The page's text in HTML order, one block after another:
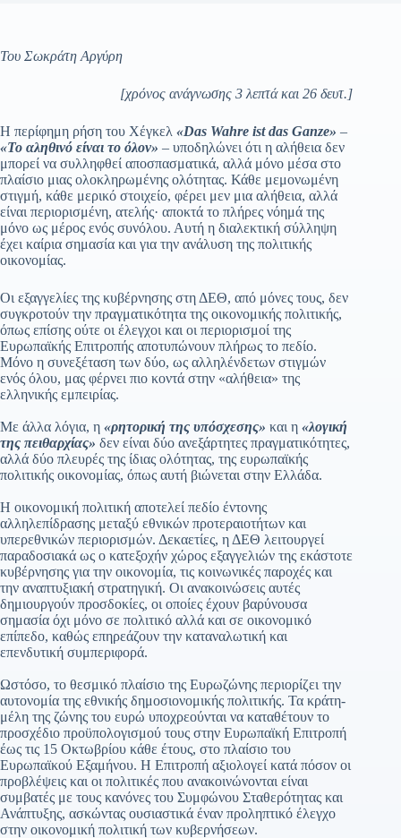
Του Σωκράτη Αργύρη
[χρόνος ανάγνωσης 3 λεπτά και 26 δευτ.]
Η περίφημη ρήση του Χέγκελ «Das Wahre ist das Ganze» –
«Το αληθινό είναι το όλον» – υποδηλώνει ότι η αλήθεια δεν
μπορεί να συλληφθεί αποσπασματικά, αλλά μόνο μέσα στο
πλαίσιο μιας ολοκληρωμένης ολότητας. Κάθε μεμονωμένη
στιγμή, κάθε μερικό στοιχείο, φέρει μεν μια αλήθεια, αλλά
είναι περιορισμένη, ατελής· αποκτά το πλήρες νόημά της
μόνο ως μέρος ενός συνόλου. Αυτή η διαλεκτική σύλληψη
έχει καίρια σημασία και για την ανάλυση της πολιτικής
οικονομίας.
Οι εξαγγελίες της κυβέρνησης στη ΔΕΘ, από μόνες τους, δεν
συγκροτούν την πραγματικότητα της οικονομικής πολιτικής,
όπως επίσης ούτε οι έλεγχοι και οι περιορισμοί της
Ευρωπαϊκής Επιτροπής αποτυπώνουν πλήρως το πεδίο.
Μόνο η συνεξέταση των δύο, ως αλληλένδετων στιγμών
ενός όλου, μας φέρνει πιο κοντά στην «αλήθεια» της
ελληνικής εμπειρίας.
Με άλλα λόγια, η «ρητορική της υπόσχεσης» και η «λογική
της πειθαρχίας» δεν είναι δύο ανεξάρτητες πραγματικότητες,
αλλά δύο πλευρές της ίδιας ολότητας, της ευρωπαϊκής
πολιτικής οικονομίας, όπως αυτή βιώνεται στην Ελλάδα.
Η οικονομική πολιτική αποτελεί πεδίο έντονης
αλληλεπίδρασης μεταξύ εθνικών προτεραιοτήτων και
υπερεθνικών περιορισμών. Δεκαετίες, η ΔΕΘ λειτουργεί
παραδοσιακά ως ο κατεξοχήν χώρος εξαγγελιών της εκάστοτε
κυβέρνησης για την οικονομία, τις κοινωνικές παροχές και
την αναπτυξιακή στρατηγική. Οι ανακοινώσεις αυτές
δημιουργούν προσδοκίες, οι οποίες έχουν βαρύνουσα
σημασία όχι μόνο σε πολιτικό αλλά και σε οικονομικό
επίπεδο, καθώς επηρεάζουν την καταναλωτική και
επενδυτική συμπεριφορά.
Ωστόσο, το θεσμικό πλαίσιο της Ευρωζώνης περιορίζει την
αυτονομία της εθνικής δημοσιονομικής πολιτικής. Τα κράτη-
μέλη της ζώνης του ευρώ υποχρεούνται να καταθέτουν το
προσχέδιο προϋπολογισμού τους στην Ευρωπαϊκή Επιτροπή
έως τις 15 Οκτωβρίου κάθε έτους, στο πλαίσιο του
Ευρωπαϊκού Εξαμήνου. Η Επιτροπή αξιολογεί κατά πόσον οι
προβλέψεις και οι πολιτικές που ανακοινώνονται είναι
συμβατές με τους κανόνες του Συμφώνου Σταθερότητας και
Ανάπτυξης, ασκώντας ουσιαστικά έναν προληπτικό έλεγχο
στην οικονομική πολιτική των κυβερνήσεων.